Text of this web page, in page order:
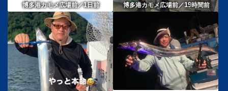
博多港カモメ広場前／1日前 博多港カモメ広場前／19時間前